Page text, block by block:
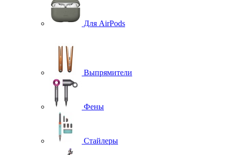
Для AirPods
Выпрямители
Фены
Стайлеры